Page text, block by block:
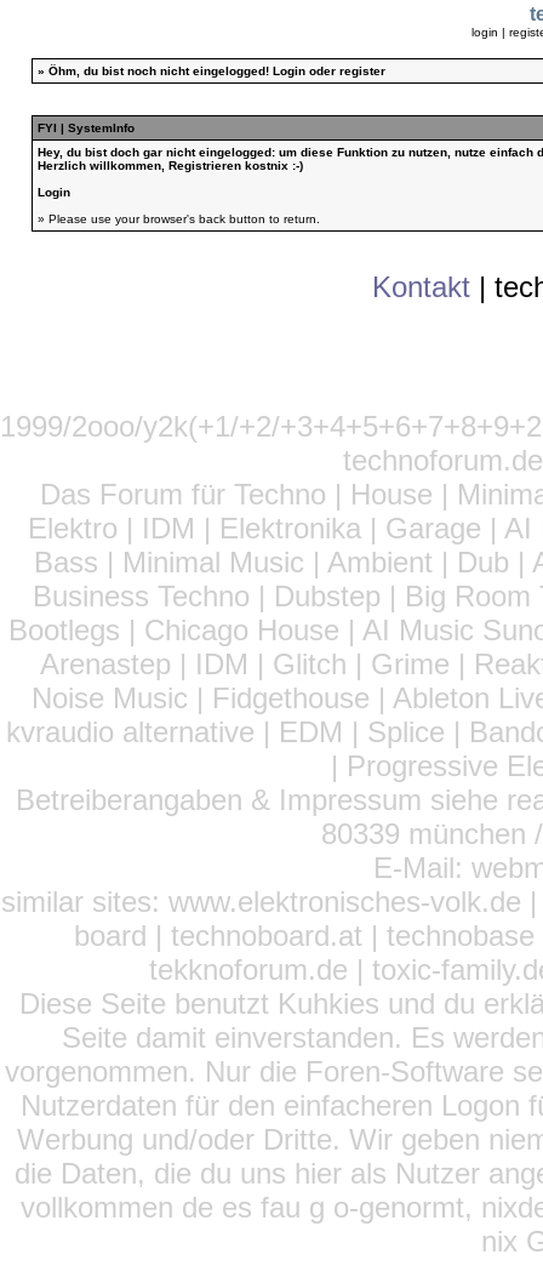
login |
» Öhm, du bist noch nicht eingelogged! Loginoder register
FYI | SystemInfo
Hey, du bist doch gar nicht eingelogged: um diese Funktion zu nutzen, nutze
Herzlich willkommen, Registrieren kostnix :-)
Login
» Please use your browser's back button to return.
Kontakt |
1999/2ooo/y2k(+1/+2/
Das Forum für Techno | House |
Elektro | IDM | Elektronika | Garage |
Bass | Minimal Music | Ambient | Dub
Business Techno | Dubstep | Big
Bootlegs | Chicago House | AI Music
Arenastep | IDM | Glitch | Grime |
Noise Music | Fidgethouse | Ableton
kvraudio alternative | EDM | Splice |
| Progressive
Betreiberangaben & Impressum siehe
80339 münchen
E-Mail:
similar sites: www.elektronisches-volk.de
board | technoboard.at |
tekknoforum.de | toxic-
Diese Seite benutzt Kuhkies und du
Seite damit einverstanden. Es
vorgenommen. Nur die Foren-Software
Nutzerdaten für den einfacheren Logon
Werbung und/oder Dritte. Wir geben
die Daten, die du uns hier als Nutzer
vollkommen de es fau g o-genormt,
nix